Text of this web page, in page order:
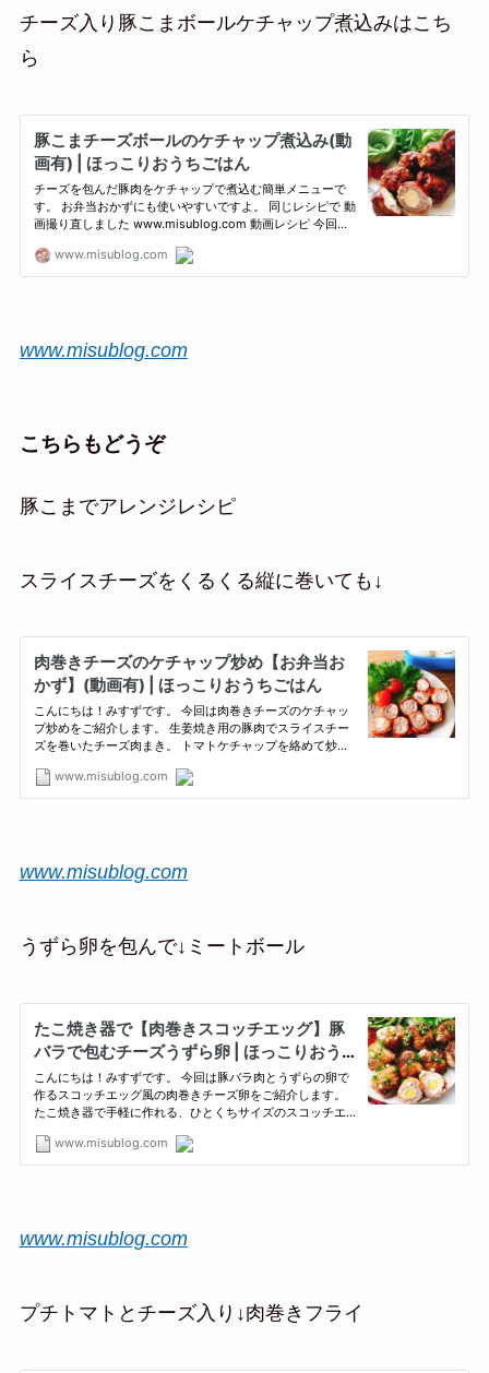
チーズ入り豚こまボールケチャップ煮込みはこち
ら
www.misublog.com
こちらもどうぞ
豚こまでアレンジレシピ
スライスチーズをくるくる縦に巻いても↓
www.misublog.com
うずら卵を包んで↓ミートボール
www.misublog.com
プチトマトとチーズ入り↓肉巻きフライ